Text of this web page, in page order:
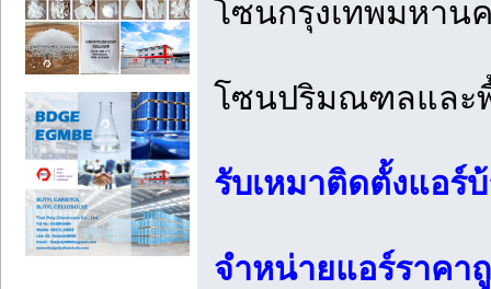
โซนกรุงเทพมหาน
โซนปริมณฑลและ
รับเหมาติดตั้งแอร์
จำหน่ายแอร์ราคา